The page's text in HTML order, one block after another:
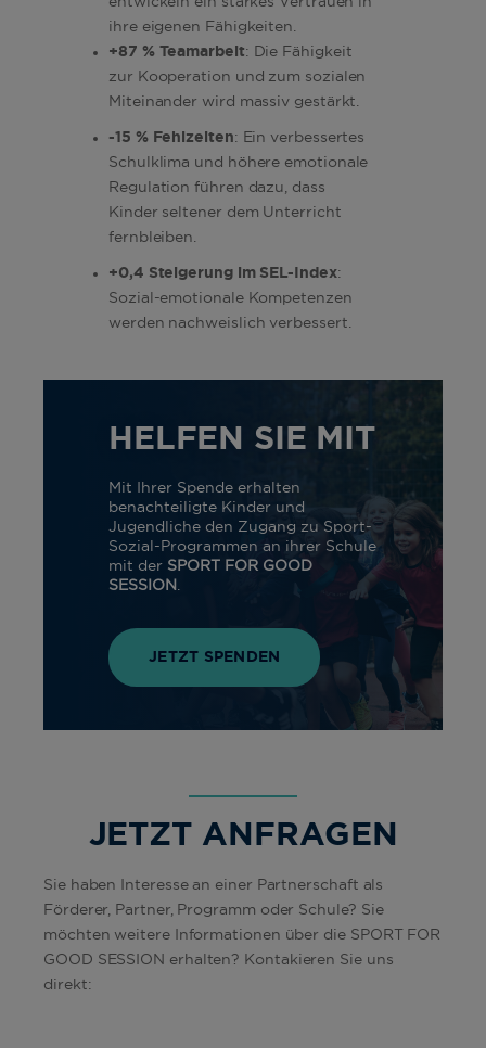
ihre eigenen Fähigkeiten.
+87 % Teamarbeit: Die Fähigkeit
zur Kooperation und zum sozialen
Miteinander wird massiv gestärkt.
-15 % Fehlzeiten: Ein verbessertes
Schulklima und höhere emotionale
Regulation führen dazu, dass
Kinder seltener dem Unterricht
fernbleiben.
+0,4 Steigerung im SEL-Index:
Sozial-emotionale Kompetenzen
werden nachweislich verbessert.
HELFEN SIE MIT
Mit Ihrer Spende erhalten
benachteiligte Kinder und
Jugendliche den Zugang zu Sport-
Sozial-Programmen an ihrer Schule
mit der SPORT FOR GOOD
SESSION .
JETZT SPENDEN
JETZT ANFRAGEN
Sie haben Interesse an einer Partnerschaft als
Förderer, Partner, Programm oder Schule? Sie
möchten weitere Informationen über die SPORT FOR
GOOD SESSION erhalten? Kontakieren Sie uns
direkt: